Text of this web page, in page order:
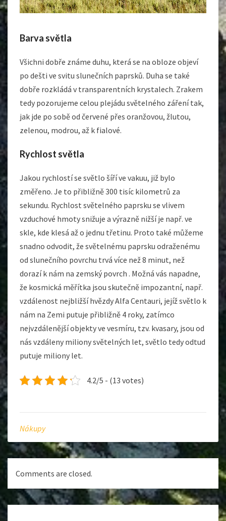
Barva světla
Všichni dobře známe duhu, která se na obloze objeví
po dešti ve svitu slunečních paprsků. Duha se také
dobře rozkládá v transparentních krystalech. Zrakem
tedy pozorujeme celou plejádu světelného záření tak,
jak jde po sobě od červené přes oranžovou, žlutou,
zelenou, modrou, až k fialové.
Rychlost světla
Jakou rychlostí se světlo šíří ve vakuu, již bylo
změřeno. Je to přibližně 300 tisíc kilometrů za
sekundu. Rychlost světelného paprsku se vlivem
vzduchové hmoty snižuje a výrazně nižší je např. ve
skle, kde klesá až o jednu třetinu. Proto také můžeme
snadno odvodit, že světelnému paprsku odraženému
od slunečního povrchu trvá více než 8 minut, než
dorazí k nám na zemský povrch . Možná vás napadne,
že kosmická měřítka jsou skutečně impozantní, např.
vzdálenost nejbližší hvězdy Alfa Centauri, jejíž světlo k
nám na Zemi putuje přibližně 4 roky, zatímco
nejvzdálenější objekty ve vesmíru, tzv. kvasary, jsou od
nás vzdáleny miliony světelných let, světlo tedy odtud
putuje miliony let.
4.2/5 - (13 votes)
Nákupy
Comments are closed.
Post